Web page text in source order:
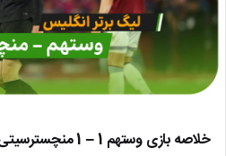
خلاصه بازی وستهم 1 – 1 منچسترسیتی (لیگ برتر انگلیس)